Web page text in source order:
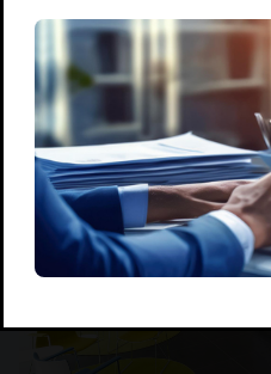
WhatsApp Newsletter